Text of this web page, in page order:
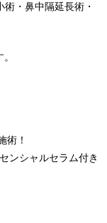
・鼻中隔延長術・
術！
ンシャルセラム付き